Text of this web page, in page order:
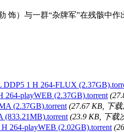
）与一群“杂牌军”在残骸中
DDP5 1 H 264-FLUX
264-playWEB (2.37GB).torrent
(2.37GB).torrent (27.67 KB, 下
(833.21MB).torrent (23.9 KB, 下载
264-playWEB (2.02GB).torrent